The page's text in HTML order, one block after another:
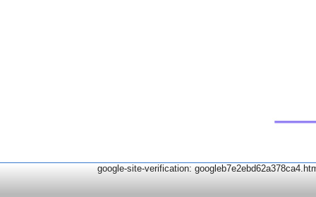
google-site-verification: